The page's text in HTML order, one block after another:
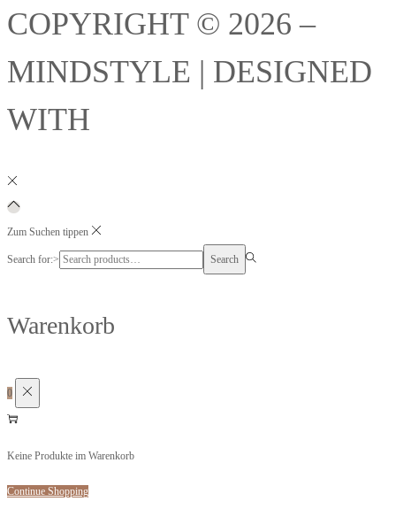
COPYRIGHT © 2026 –
MINDSTYLE | DESIGNED
WITH
Zum Suchen tippen
Search for:> Search
Warenkorb
0
Keine Produkte im Warenkorb
Continue Shopping